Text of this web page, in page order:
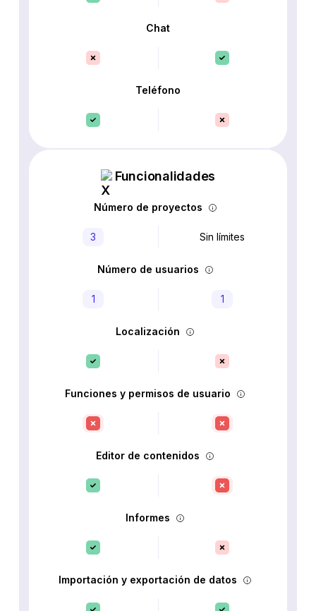
Chat
Teléfono
Funcionalidades
Número de proyectos
3 Sin límites
Número de usuarios
1 1
Localización
Funciones y permisos de usuario
Editor de contenidos
Informes
Importación y exportación de datos